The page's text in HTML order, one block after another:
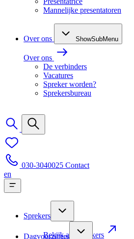
Mannelijke presentatoren
Over ons ShowSubMenu
Over ons
De verbinders
Vacatures
Spreker worden?
Sprekersbureau
030-3040025 Contact
en
Sprekers
Bekijk alle sprekers
Dagvoorzitters